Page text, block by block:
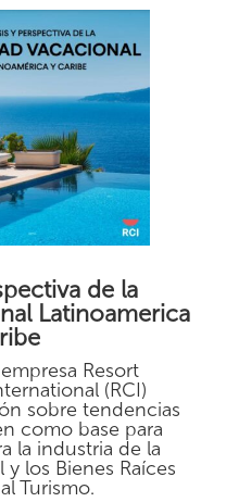
de la
Latinoamerica
Resort
(RCI)
sobre tendencias
como base para
la industria de la
los Bienes Raíces
Turismo.